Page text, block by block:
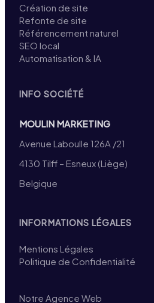
Création de site
Refonte de site
Référencement naturel
SEO local
Automatisation & IA
INFO SOCIÉTÉ
MOULIN MARKETING
Avenue Laboulle 126A /21
4130 Tilff – Esneux (Liège)
Belgique
INFORMATIONS LÉGALES
Mentions Légales
Politique de Confidentialité
Notre Agence Web